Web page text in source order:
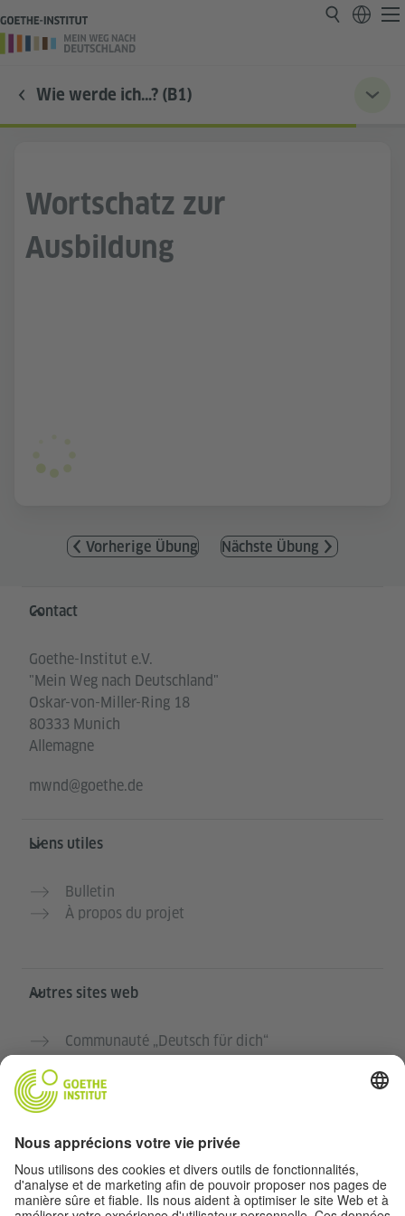
Wie werde ich…? (B1)
Wortschatz zur
Ausbildung
Vorherige Übung Nächste Übung
Service- und Informationsbereich
Contact
Goethe-Institut e.V.
"Mein Weg nach Deutschland"
Oskar-von-Miller-Ring 18
80333 Munich
Allemagne
mwnd@goethe.de
Liens utiles
Bulletin
À propos du projet
Autres sites web
Communauté „Deutsch für dich“
Cours d’allemand de l’Institut Goethe
Portail pour enseignants „Deutschstunde“
Confidentialité et accessibilité